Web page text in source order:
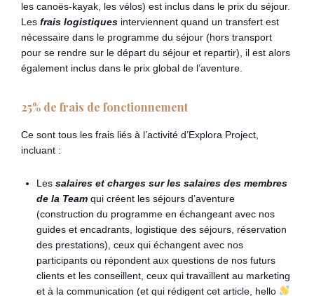
les canoës-kayak, les vélos) est inclus dans le prix du séjour.
Les frais logistiques interviennent quand un transfert est
nécessaire dans le programme du séjour (hors transport
pour se rendre sur le départ du séjour et repartir), il est alors
également inclus dans le prix global de l’aventure.
25% de frais de fonctionnement
Ce sont tous les frais liés à l’activité d’Explora Project,
incluant :
Les salaires et charges sur les salaires des membres
de la Teamqui créent les séjours d’aventure
(construction du programme en échangeant avec nos
guides et encadrants, logistique des séjours, réservation
des prestations), ceux qui échangent avec nos
participants ou répondent aux questions de nos futurs
clients et les conseillent, ceux qui travaillent au marketing
et à la communication (et qui rédigent cet article, hello